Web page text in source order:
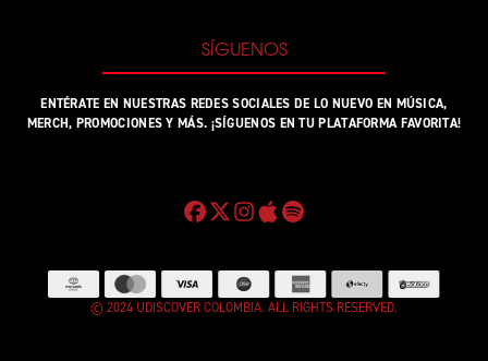
SÍGUENOS
ENTÉRATE EN NUESTRAS REDES SOCIALES DE LO NUEVO EN MÚSICA,
MERCH, PROMOCIONES Y MÁS. ¡SÍGUENOS EN TU PLATAFORMA FAVORITA!
© 2024 UDISCOVER COLOMBIA. ALL RIGHTS RESERVED.